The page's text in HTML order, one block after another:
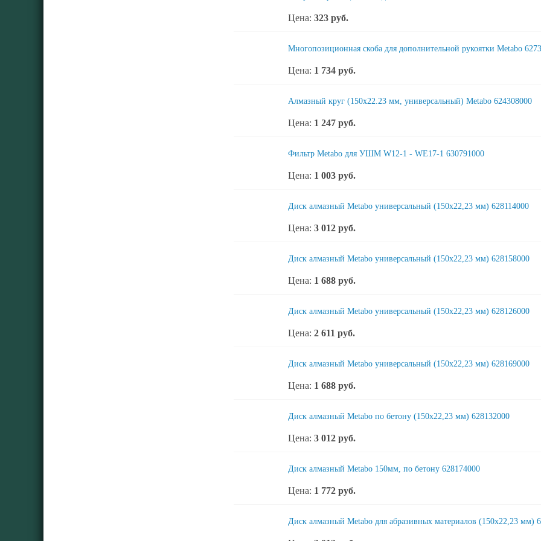
Цена: 323 руб.
Многопозиционная скоба для дополнительной рукоятки Metabo
Цена: 1 734 руб.
Алмазный круг (150x22.23 мм, универсальный) Metabo 624308000
Цена: 1 247 руб.
Фильтр Metabo для УШМ W12-1 - WE17-1 630791000
Цена: 1 003 руб.
Диск алмазный Metabo универсальный (150x22,23 мм) 628114000
Цена: 3 012 руб.
Диск алмазный Metabo универсальный (150x22,23 мм) 628158000
Цена: 1 688 руб.
Диск алмазный Metabo универсальный (150x22,23 мм) 628126000
Цена: 2 611 руб.
Диск алмазный Metabo универсальный (150x22,23 мм) 628169000
Цена: 1 688 руб.
Диск алмазный Metabo по бетону (150x22,23 мм) 628132000
Цена: 3 012 руб.
Диск алмазный Metabo 150мм, по бетону 628174000
Цена: 1 772 руб.
Диск алмазный Metabo для абразивных материалов (150x22,23 мм)